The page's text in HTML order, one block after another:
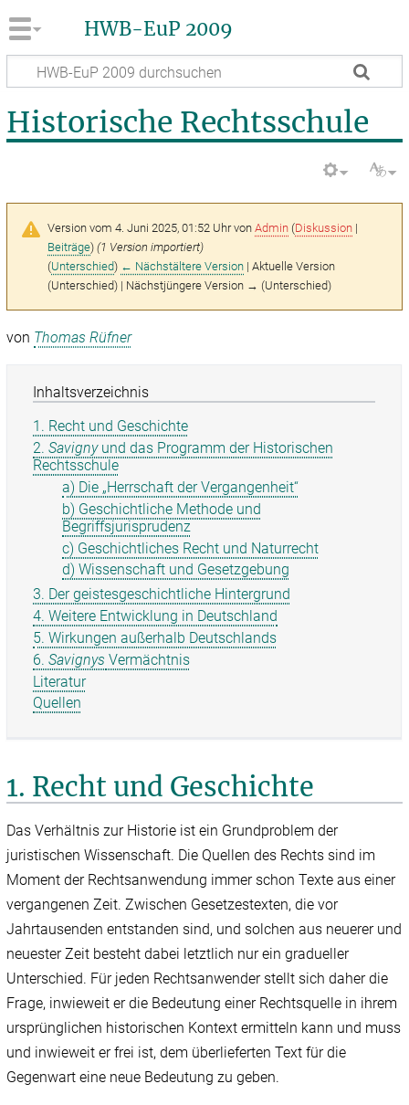
HWB-EuP 2009
Historische Rechtsschule
Version vom 4. Juni 2025, 01:52 Uhr vonAdmin (Diskussion |
Beiträge) (1 Version importiert)
(Unterschied) ← Nächstältere Version | Aktuelle Version
(Unterschied) | Nächstjüngere Version → (Unterschied)
von Thomas Rüfner
Inhaltsverzeichnis
1. Recht und Geschichte
2.Savignyund das Programm der Historischen
Rechtsschule
a) Die „Herrschaft der Vergangenheit“
b) Geschichtliche Methode und
Begriffsjurisprudenz
c) Geschichtliches Recht und Naturrecht
d) Wissenschaft und Gesetzgebung
3. Der geistesgeschichtliche Hintergrund
4. Weitere Entwicklung in Deutschland
5. Wirkungen außerhalb Deutschlands
6.Savignys Vermächtnis
Literatur
Quellen
1. Recht und Geschichte
Das Verhältnis zur Historie ist ein Grundproblem der
juristischen Wissenschaft. Die Quellen des Rechts sind im
Moment der Rechtsanwendung immer schon Texte aus einer
vergangenen Zeit. Zwischen Gesetzestexten, die vor
Jahrtausenden entstanden sind, und solchen aus neuerer und
neuester Zeit besteht dabei letztlich nur ein gradueller
Unterschied. Für jeden Rechtsanwender stellt sich daher die
Frage, inwieweit er die Bedeutung einer Rechtsquelle in ihrem
ursprünglichen historischen Kontext ermitteln kann und muss
und inwieweit er frei ist, dem überlieferten Text für die
Gegenwart eine neue Bedeutung zu geben.